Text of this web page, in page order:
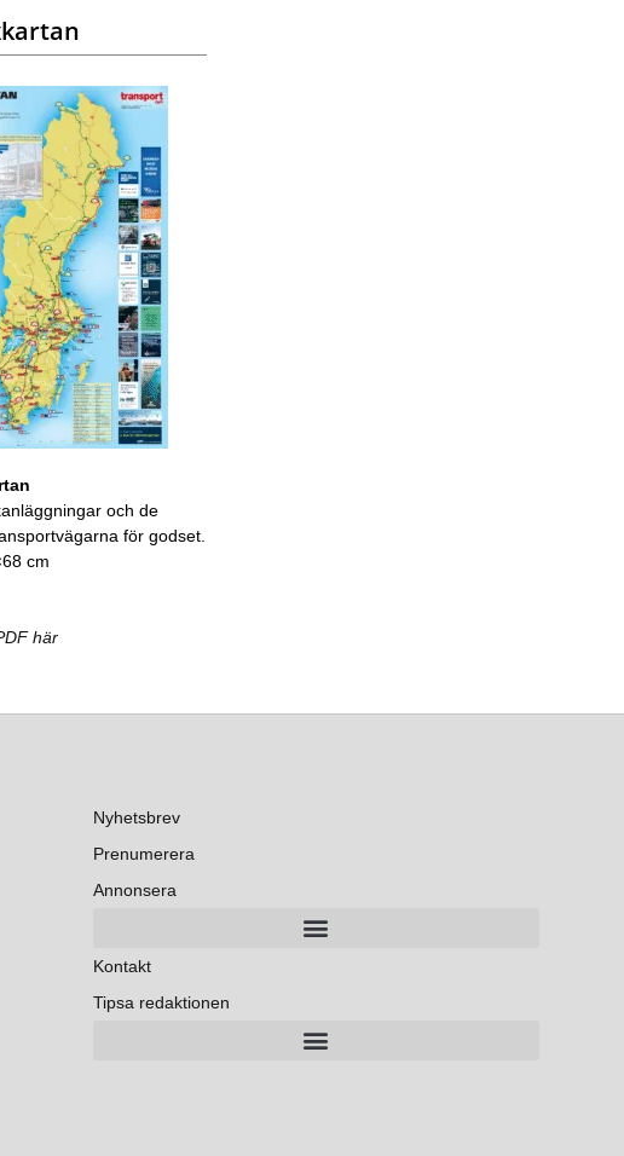
och de
för godset.
cm
här
Nyhetsbrev
Prenumerera
Annonsera
Kontakt
Tipsa redaktionen